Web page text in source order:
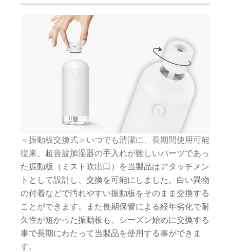
＜振動板交換式＞いつでも清潔に、長期間使用可能
従来、超音波加湿器の手入れが難しいパーツであっ
た振動板（ミスト吹出口）を当製品はアタッチメン
トとして設計し、交換を可能にしました。白い異物
の付着などで汚れやすい振動板をそのまま交換する
ことができます。また長期保管による経年劣化で耐
久性が短かった振動板も、シーズン始めに交換する
事で長期にわたって当製品を使用する事ができま
す。